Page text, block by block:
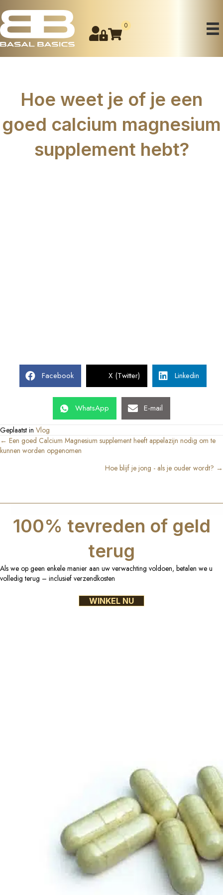
0
Hoe weet je of je een
goed calcium magnesium
supplement hebt?
Facebook X (Twitter) Linkedin
WhatsApp E-mail
Geplaatst in Vlog
Posts
← Een goed Calcium Magnesium supplement heeft appelazijn nodig om te
kunnen worden opgenomen
Hoe blijf je jong - als je ouder wordt? →
100% tevreden of geld
terug
Als we op geen enkele manier aan uw verwachting voldoen, betalen we u
volledig terug – inclusief verzendkosten
WINKEL NU